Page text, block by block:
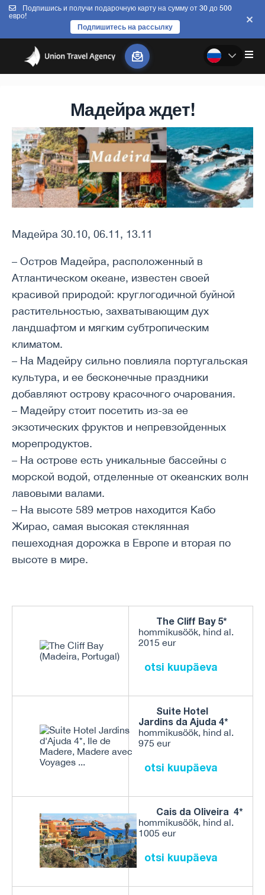
Подпишись и получи подарочную карту на сумму от 30 до 500
евро!
Подпишитесь на рассылку
Мадейра ждет!
Мадейра 30.10, 06.11, 13.11
– Остров Мадейра, расположенный в
Атлантическом океане, известен своей
красивой природой: круглогодичной буйной
растительностью, захватывающим дух
ландшафтом и мягким субтропическим
климатом.
– На Мадейру сильно повлияла португальская
культура, и ее бесконечные праздники
добавляют острову красочного очарования.
– Мадейру стоит посетить из-за ее
экзотических фруктов и непревзойденных
морепродуктов.
– На острове есть уникальные бассейны с
морской водой, отделенные от океанских волн
лавовыми валами.
– На высоте 589 метров находится Кабо
Жирао, самая высокая стеклянная
пешеходная дорожка в Европе и вторая по
высоте в мире.
The Cliff Bay 5*
hommikusöök, hind al.
2015 eur
otsi kuupäeva
Suite Hotel
Jardins da Ajuda 4*
hommikusöök, hind al.
975 eur
otsi kuupäeva
Cais da Oliveira 4*
hommikusöök, hind al.
1005 eur
otsi kuupäeva